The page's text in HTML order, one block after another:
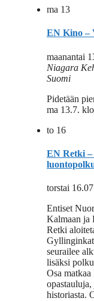
ma 13
EN Kino –
maanantai
Niagara
Suomi
Pidetään
ma 13.7.
to 16
EN Retki –
torstai
Entiset
Kalmaan ja
Retki
seurailee
lisäksi
Osa
historiasta.